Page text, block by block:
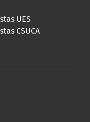
UES
CSUCA